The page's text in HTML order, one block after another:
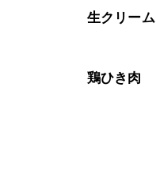
生クリーム
鶏ひき肉